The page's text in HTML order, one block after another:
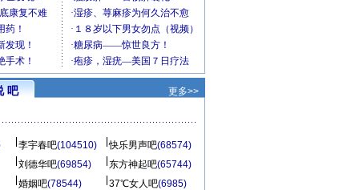
吧 更多>>
李宇春吧(104510) 快乐男声吧(68574)
刘德华吧(69854) 东方神起吧(65744)
婚姻吧(78544) 37℃女人吧(6985)